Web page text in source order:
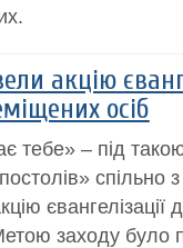
акцію
осіб
тебе» – під
євангелізації
заходу було